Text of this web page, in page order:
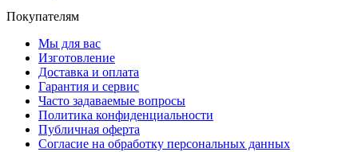
Покупателям
Мы для вас
Изготовление
Доставка и оплата
Гарантия и сервис
Часто задаваемые вопросы
Политика конфиденциальности
Публичная оферта
Согласие на обработку персональных данных